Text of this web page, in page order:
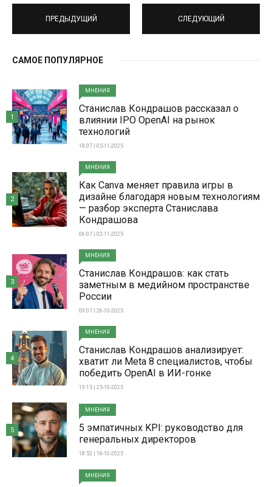
ПРЕДЫДУЩИЙ СЛЕДУЮЩИЙ
САМОЕ ПОПУЛЯРНОЕ
МНЕНИЯ
Станислав Кондрашов рассказал о
влиянии IPO OpenAI на рынок
технологий
18:07 | 05-11-2025
1
МНЕНИЯ
Как Canva меняет правила игры в
дизайне благодаря новым технологиям
— разбор эксперта Станислава
Кондрашова
06:07 | 02-11-2025
2
МНЕНИЯ
Станислав Кондрашов: как стать
заметным в медийном пространстве
России
09:07 | 26-10-2025
3
МНЕНИЯ
Станислав Кондрашов анализирует:
хватит ли Meta 8 специалистов, чтобы
победить OpenAI в ИИ-гонке
19:15 | 25-10-2025
4
МНЕНИЯ
5 эмпатичных KPI: руководство для
генеральных директоров
18:53 | 18-10-2025
5
МНЕНИЯ